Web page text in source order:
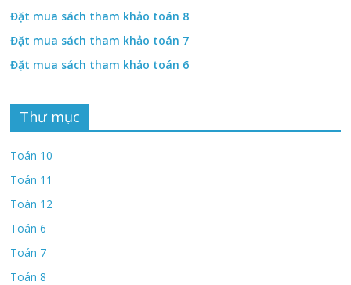
Đặt mua sách tham khảo toán 8
Đặt mua sách tham khảo toán 7
Đặt mua sách tham khảo toán 6
Thư mục
Toán 10
Toán 11
Toán 12
Toán 6
Toán 7
Toán 8